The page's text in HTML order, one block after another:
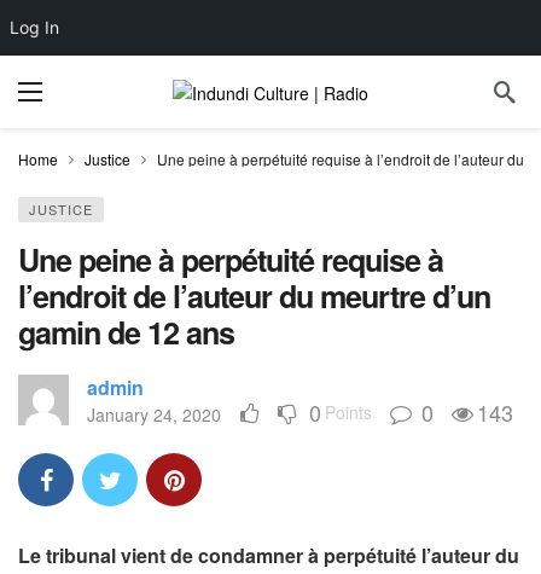
Log In
Home Justice Une peine à perpétuité requise à l’endroit de l’auteur du
JUSTICE
Une peine à perpétuité requise à
l’endroit de l’auteur du meurtre d’un
gamin de 12 ans
admin
January 24, 2020 0 Points 0 143
Le tribunal vient de condamner à perpétuité l’auteur du